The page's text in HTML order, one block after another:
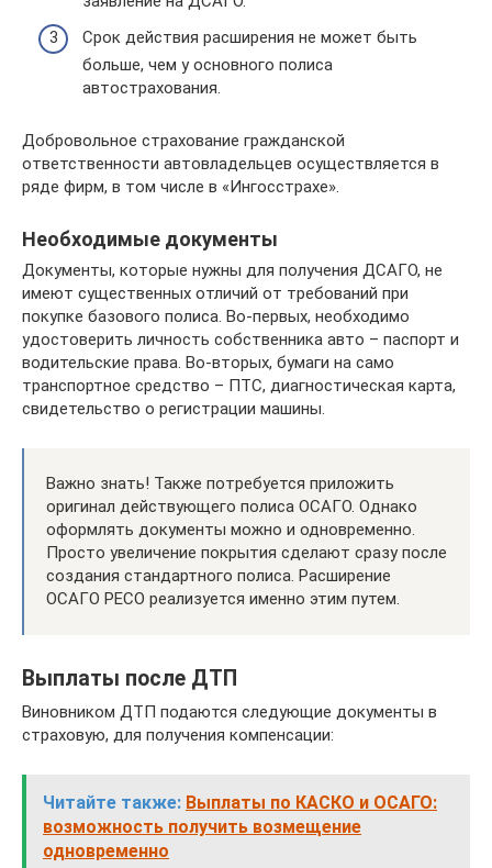
Срок действия расширения не может быть
больше, чем у основного полиса
автострахования.
Добровольное страхование гражданской
ответственности автовладельцев осуществляется в
ряде фирм, в том числе в «Ингосстрахе».
Необходимые документы
Документы, которые нужны для получения ДСАГО, не
имеют существенных отличий от требований при
покупке базового полиса. Во-первых, необходимо
удостоверить личность собственника авто – паспорт и
водительские права. Во-вторых, бумаги на само
транспортное средство – ПТС, диагностическая карта,
свидетельство о регистрации машины.
Важно знать! Также потребуется приложить
оригинал действующего полиса ОСАГО. Однако
оформлять документы можно и одновременно.
Просто увеличение покрытия сделают сразу после
создания стандартного полиса. Расширение
ОСАГО РЕСО реализуется именно этим путем.
Выплаты после ДТП
Виновником ДТП подаются следующие документы в
страховую, для получения компенсации:
Читайте также: Выплаты по КАСКО и ОСАГО:
возможность получить возмещение
одновременно